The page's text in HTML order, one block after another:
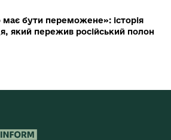
має бути переможене»: історія
який пережив російський полон